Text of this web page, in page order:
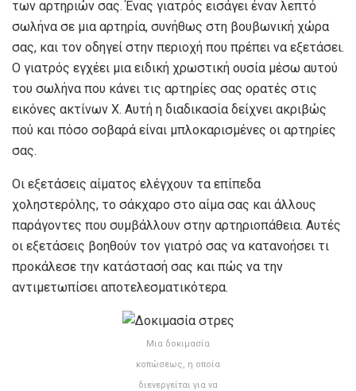
των αρτηριών σας. Ένας γιατρός εισάγει έναν λεπτό
σωλήνα σε μια αρτηρία, συνήθως στη βουβωνική χώρα
σας, και τον οδηγεί στην περιοχή που πρέπει να εξετάσει.
Ο γιατρός εγχέει μια ειδική χρωστική ουσία μέσω αυτού
του σωλήνα που κάνει τις αρτηρίες σας ορατές στις
εικόνες ακτίνων Χ. Αυτή η διαδικασία δείχνει ακριβώς
πού και πόσο σοβαρά είναι μπλοκαρισμένες οι αρτηρίες
σας.
Οι εξετάσεις αίματος ελέγχουν τα επίπεδα
χοληστερόλης, το σάκχαρο στο αίμα σας και άλλους
παράγοντες που συμβάλλουν στην αρτηριοπάθεια. Αυτές
οι εξετάσεις βοηθούν τον γιατρό σας να κατανοήσει τι
προκάλεσε την κατάστασή σας και πώς να την
αντιμετωπίσει αποτελεσματικότερα.
Μια δοκιμασία
κοπώσεως, η οποία
διενεργείται για να